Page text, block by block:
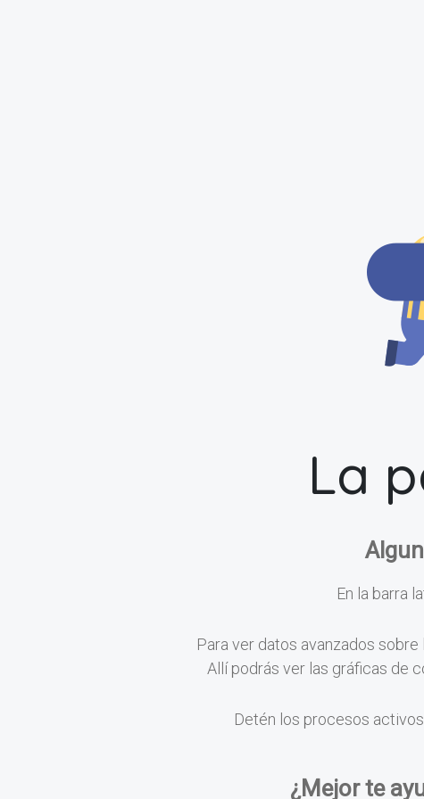
La
En la barra
Para ver datos avanzados
Allí podrás ver las gráficas de
Detén los procesos
¿Mejor te